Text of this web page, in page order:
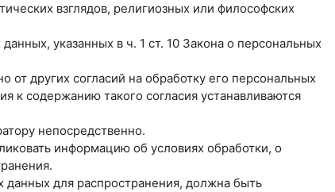
взглядов, религиозных или философских
указанных в ч. 1 ст. 10 Закона о персональных
других согласий на обработку его персональных
к содержанию такого согласия устанавливаются
непосредственно.
информацию об условиях обработки, о
для распространения, должна быть